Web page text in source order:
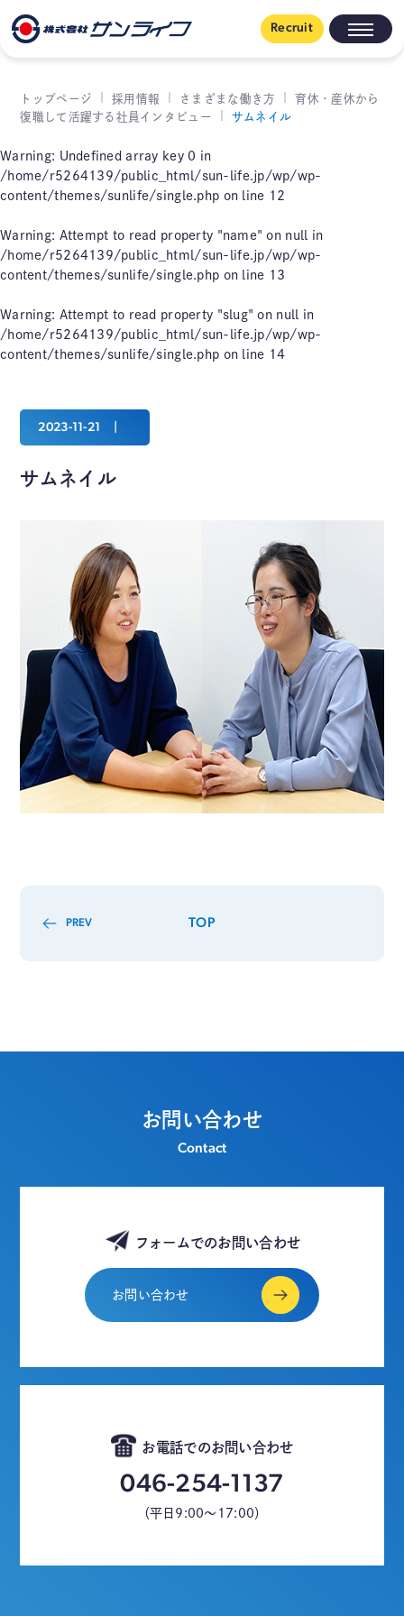
Recruit
トップページ 採用情報 さまざまな働き方
育休・産休から
復職して活躍する社員インタビュー
サムネイル
Warning: Undefined array key 0 in
/home/r5264139/public_html/sun-life.jp/wp/wp-
content/themes/sunlife/single.php on line 12
Warning: Attempt to read property "name" on null in
/home/r5264139/public_html/sun-life.jp/wp/wp-
content/themes/sunlife/single.php on line 13
Warning: Attempt to read property "slug" on null in
/home/r5264139/public_html/sun-life.jp/wp/wp-
content/themes/sunlife/single.php on line 14
2023-11-21
サムネイル
PREV TOP
お問い合わせ
Contact
フォームでのお問い合わせ
お問い合わせ
お電話でのお問い合わせ
046-254-1137
（平日9:00～17:00）